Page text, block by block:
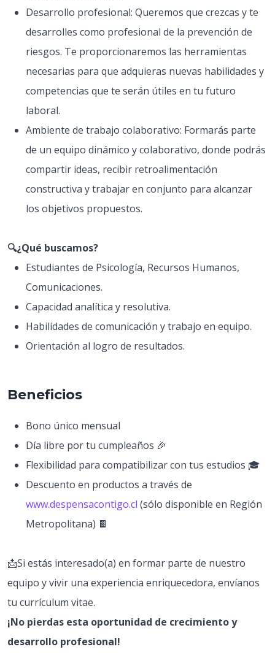
Desarrollo profesional: Queremos que crezcas y te
desarrolles como profesional de la prevención de
riesgos. Te proporcionaremos las herramientas
necesarias para que adquieras nuevas habilidades y
competencias que te serán útiles en tu futuro
laboral.
Ambiente de trabajo colaborativo: Formarás parte
de un equipo dinámico y colaborativo, donde podrás
compartir ideas, recibir retroalimentación
constructiva y trabajar en conjunto para alcanzar
los objetivos propuestos.
🔍¿Qué buscamos?
Estudiantes de Psicología, Recursos Humanos,
Comunicaciones.
Capacidad analítica y resolutiva.
Habilidades de comunicación y trabajo en equipo.
Orientación al logro de resultados.
Beneficios
Bono único mensual
Día libre por tu cumpleaños 🎉
Flexibilidad para compatibilizar con tus estudios 🎓
Descuento en productos a través de
www.despensacontigo.cl (sólo disponible en Región
Metropolitana) 🍫
📩Si estás interesado(a) en formar parte de nuestro
equipo y vivir una experiencia enriquecedora, envíanos
tu currículum vitae.
¡No pierdas esta oportunidad de crecimiento y
desarrollo profesional!